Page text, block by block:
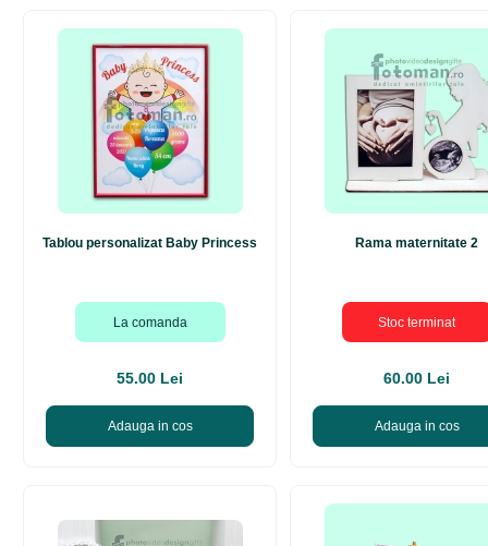
Tablou personalizat Baby Princess
La comanda
55.00 Lei
Adauga in cos
Rama maternitate 2
Stoc terminat
60.00 Lei
Adauga in cos